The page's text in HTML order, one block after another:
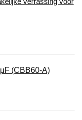
(CBB60-A)